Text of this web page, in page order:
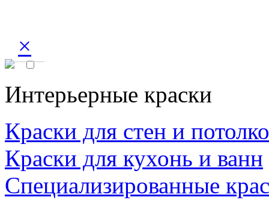
×
Интерьерные краски
Краски для стен и
Краски для кухонь и ванн
Специализированные